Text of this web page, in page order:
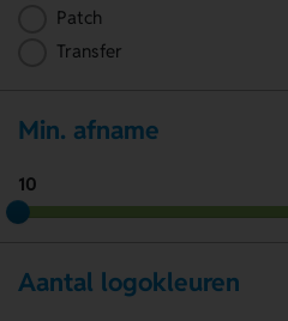
Patch
Transfer
Min. afname
10
Aantal logokleuren